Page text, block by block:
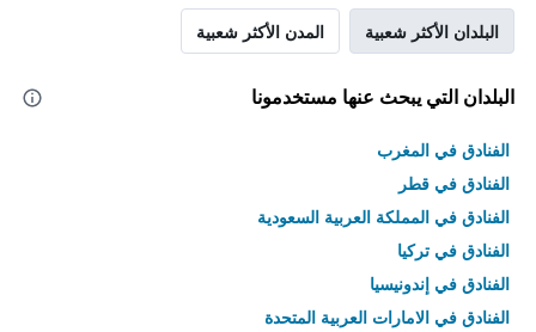
البلدان الأكثر شعبية المدن الأكثر شعبية
البلدان التي يبحث عنها مستخدمونا
الفنادق في المغرب
الفنادق في قطر
الفنادق في المملكة العربية السعودية
الفنادق في تركيا
الفنادق في إندونيسيا
الفنادق في الامارات العربية المتحدة